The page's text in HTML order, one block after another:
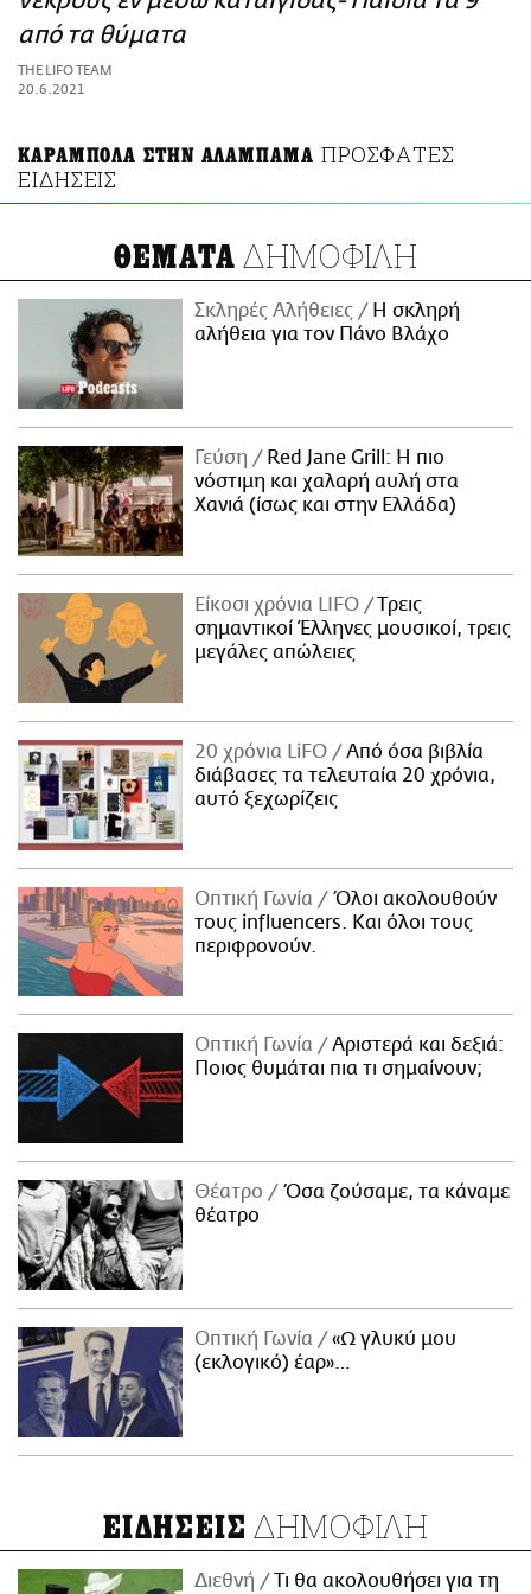
ΑΜΠΑ
PRINT
από τα θύματα
THE LIFO TEAM
20.6.2021
ΚΑΡΑΜΠΟΛΑ ΣΤΗΝ ΑΛΑΜΠΑΜΑ ΠΡΟΣΦΑΤΕΣ
ΕΙΔΗΣΕΙΣ
ΘΕΜΑΤΑ ΔΗΜΟΦΙΛΗ
Σκληρές Αλήθειες
H σκληρή
αλήθεια για τον Πάνο Βλάχο
Γεύση
Red Jane Grill: Η πιο
νόστιμη και χαλαρή αυλή στα
Χανιά (ίσως και στην Ελλάδα)
Είκοσι χρόνια LIFO
Tρεις
σημαντικοί Έλληνες μουσικοί, τρεις
μεγάλες απώλειες
20 χρόνια LiFO
Από όσα βιβλία
διάβασες τα τελευταία 20 χρόνια,
αυτό ξεχωρίζεις
Οπτική Γωνία
Όλοι ακολουθούν
τους influencers. Και όλοι τους
περιφρονούν.
Οπτική Γωνία
Αριστερά και δεξιά:
Ποιος θυμάται πια τι σημαίνουν;
Θέατρο
Όσα ζούσαμε, τα κάναμε
θέατρο
Οπτική Γωνία
«Ω γλυκύ μου
(εκλογικό) έαρ»…
ΕΙΔΗΣΕΙΣ ΔΗΜΟΦΙΛΗ
Διεθνή Τι θα ακολουθήσει για τη